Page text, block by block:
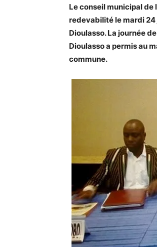
Le conseil municipal de
redevabilité le mardi 24
Dioulasso. La journée
Dioulasso a permis au
commune.